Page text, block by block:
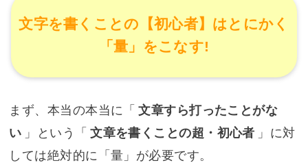
文字を書くことの【初心者】はとにかく
「量」をこなす!
まず、本当の本当に「 文章すら打ったことがな
い 」という「 文章を書くことの超・初心者 」に対
しては絶対的に「量」が必要です。